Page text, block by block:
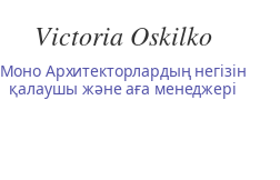
Victoria Oskilko
Монo Архитекторлардың негізін
қалаушы және аға менеджері